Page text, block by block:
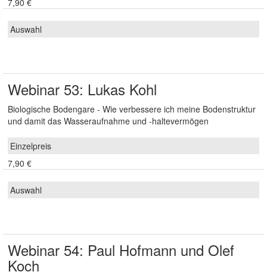
Webinar 53: Lukas Kohl
Biologische Bodengare - Wie verbessere ich meine Bodenstruktur
und damit das Wasseraufnahme und -haltevermögen
7,90 €
Webinar 54: Paul Hofmann und Olef
Koch